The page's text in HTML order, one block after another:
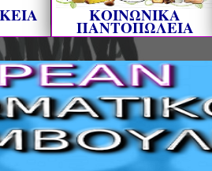
ΚΟΙΝΩΝΙΚΑ
ΠΑΝΤΟΠΩΛΕΙΑ